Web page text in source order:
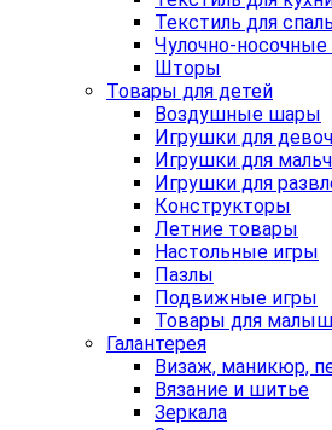
Текстиль для
Чулочно-носочные
Шторы
Товары для детей
Воздушные шары
Игрушки для
Игрушки для
Игрушки для
Конструкторы
Летние товары
Настольные игры
Пазлы
Подвижные игры
Товары для
Галантерея
Визаж, маникюр,
Вязание и шитье
Зеркала